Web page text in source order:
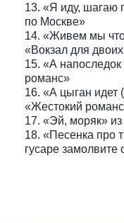
13. «Я иду, шагаю
по Москве»
14. «Живем мы
«Вокзал для
15. «А
романс»
16. «А цыган
«Жестокий
17. «Эй, моряк»
18. «Песенка про
гусаре замолвите